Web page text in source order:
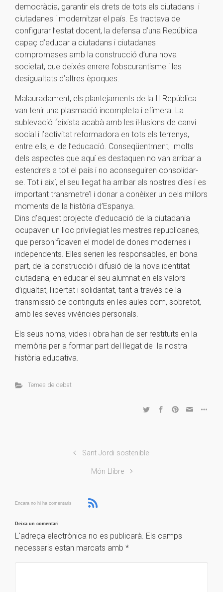
democràcia, garantir els drets de tots els ciutadans i
ciutadanes i modernitzar el país. Es tractava de
configurar l’estat docent, la defensa d’una República
capaç d’educar a ciutadans i ciutadanes
compromeses amb la construcció d’una nova
societat, que deixés enrere l’obscurantisme i les
desigualtats d’altres èpoques.
Malauradament, els plantejaments de la II República
van tenir una plasmació incompleta i efímera. La
sublevació feixista acabà amb les il·lusions de canvi
social i l’activitat reformadora en tots els terrenys,
entre ells, el de l’educació. Conseqüentment, molts
dels aspectes que aquí es destaquen no van arribar a
estendre’s a tot el país i no aconseguiren consolidar-
se. Tot i així, el seu llegat ha arribar als nostres dies i es
important transmetre’l i donar a conèixer un dels millors
moments de la història d’Espanya.
Dins d’aquest projecte d’educació de la ciutadania
ocupaven un lloc privilegiat les mestres republicanes,
que personificaven el model de dones modernes i
independents. Elles serien les responsables, en bona
part, de la construcció i difusió de la nova identitat
ciutadana, en educar el seu alumnat en els valors
d’igualtat, llibertat i solidaritat, tant a través de la
transmissió de continguts en les aules com, sobretot,
amb les seves vivències personals.
Els seus noms, vides i obra han de ser restituïts en la
memòria per a formar part del llegat de la nostra
història educativa.
Temes de debat
Sant Jordi sostenible
Món Llibre
Encara no hi ha comentaris
Deixa un comentari
L'adreça electrònica no es publicarà. Els camps
necessaris estan marcats amb *